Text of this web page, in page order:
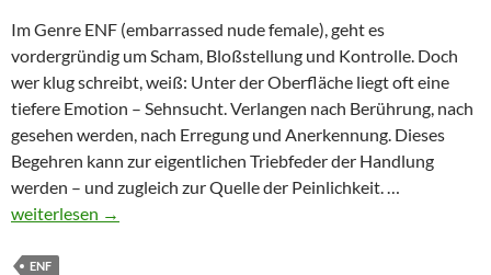
Im Genre ENF (embarrassed nude female), geht es
vordergründig um Scham, Bloßstellung und Kontrolle. Doch
wer klug schreibt, weiß: Unter der Oberfläche liegt oft eine
tiefere Emotion – Sehnsucht. Verlangen nach Berührung, nach
gesehen werden, nach Erregung und Anerkennung. Dieses
Begehren kann zur eigentlichen Triebfeder der Handlung
werden – und zugleich zur Quelle der Peinlichkeit. …
weiterlesen →
ENF